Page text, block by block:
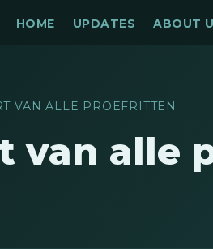
HOME UPDATES ABOUT
VAN ALLE PROEFRITTEN
van alle